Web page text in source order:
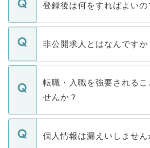
登録後は何をすればよいの
ご登録いただきましたら、弊
登録内容を確認し、その後メ
ます。通常、5営業日以内に
いただきますので、しばらく
非公開求人とはなんですか
マイナビDOCTORで取り扱
うち約3割は、Webサイトか
けない「非公開求人」です。
下記の理由によって、一般に
ません。
■応募殺到を避けるため 人気
転職・入職を強要されるこ
せんか？
転職・入職を強要することは
ん。また、仮に応募先から内
個人情報は漏えいしません